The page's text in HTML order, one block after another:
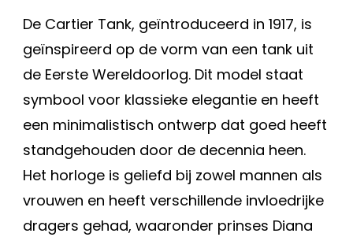
De Cartier Tank, geïntroduceerd in 1917, is
geïnspireerd op de vorm van een tank uit
de Eerste Wereldoorlog. Dit model staat
symbool voor klassieke elegantie en heeft
een minimalistisch ontwerp dat goed heeft
standgehouden door de decennia heen.
Het horloge is geliefd bij zowel mannen als
vrouwen en heeft verschillende invloedrijke
dragers gehad, waaronder prinses Diana